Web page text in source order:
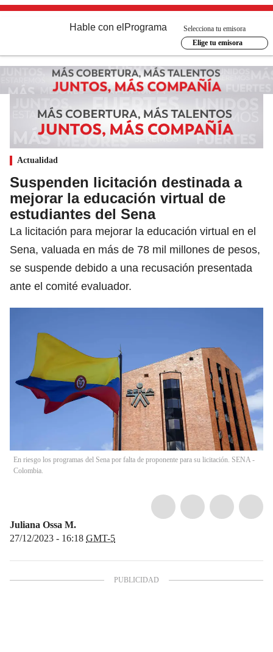
Hable con el Programa
Selecciona tu emisora
Elige tu emisora
Actualidad
Suspenden licitación destinada a
mejorar la educación virtual de
estudiantes del Sena
La licitación para mejorar la educación virtual en el
Sena, valuada en más de 78 mil millones de pesos,
se suspende debido a una recusación presentada
ante el comité evaluador.
En riesgo los programas del Sena por falta de proponente para su licitación. SENA -
Colombia.
Juliana Ossa M.
27/12/2023 - 16:18 GMT-5